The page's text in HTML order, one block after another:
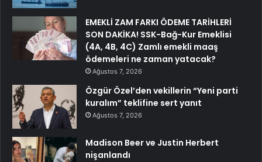
EMEKLİ ZAM FARKI ÖDEME TARİHLERİ
SON DAKİKA! SSK-Bağ-Kur Emeklisi
(4A, 4B, 4C) Zamlı emekli maaş
ödemeleri ne zaman yatacak?
Ağustos 7, 2026
Özgür Özel’den vekillerin “Yeni parti
kuralım” teklifine sert yanıt
Ağustos 7, 2026
Madison Beer ve Justin Herbert
nişanlandı